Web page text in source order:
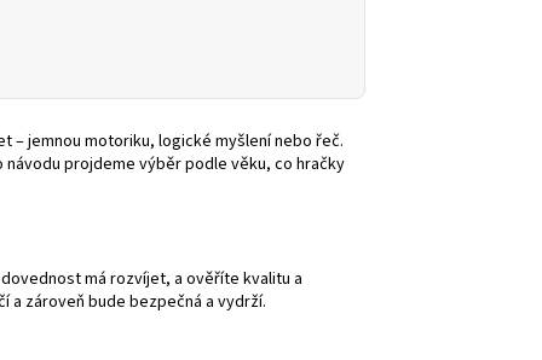
jemnou motoriku, logické myšlení nebo řeč.
projdeme výběr podle věku, co hračky
má rozvíjet, a ověříte kvalitu a
a zároveň bude bezpečná a vydrží.